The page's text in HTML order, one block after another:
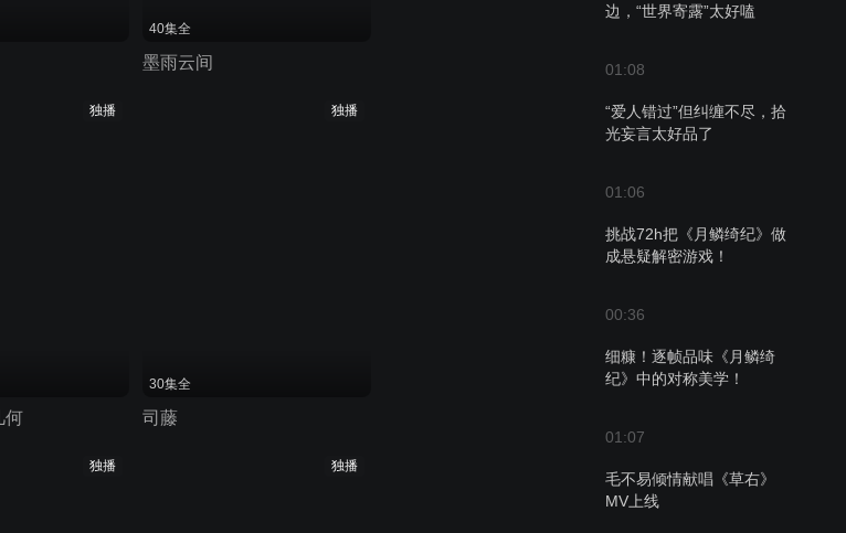
边，“世界寄露”太好嗑
01:08
“爱人错过”但纠缠不尽，拾
光妄言太好品了
01:06
挑战72h把《月鳞绮纪》做
成悬疑解密游戏！
00:36
细糠！逐帧品味《月鳞绮
纪》中的对称美学！
01:07
毛不易倾情献唱《草右》
MV上线
40集全
墨雨云间
独播
何
独播
30集全
司藤
独播 独播